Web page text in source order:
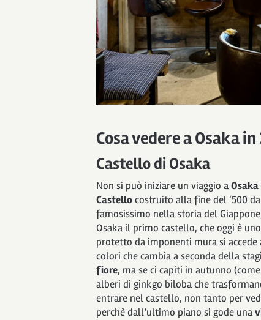
Cosa vedere a Osaka
Castello di Osaka
Non si può iniziare un viaggio aOsaka
Castello costruito alla fine del ‘500 da
famosissimo nella storia del
Osaka il primo castello, che oggi è
protetto da imponenti mura si accede
colori che cambia a seconda della
fiore, ma se ci capiti in autunno
alberi di ginkgo biloba che
entrare nel castello, non tanto per
perchè dall’ultimo piano si gode una